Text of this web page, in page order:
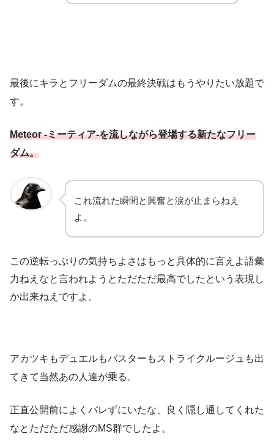
最後にキラとフリーダムの最終決戦はもうやりたい放題で
す。
Meteor -ミーティア-を流しながら登場する新たなフリー
ダム。
これ流れた瞬間と興奮と涙が止まらねえ
よ。
この逆転っぷりの気持ちよさはもっと具体的に言えよ語彙
力ねえなと言われようとただただ最高でしたという表現し
か出来ねえですよ。
アカツキもデュエルもバスターもストライクルージュも出
てきて当然あの人達が乗る。
正直公開前によくバレずにいたな、良く隠し通してくれた
なとただただ感謝のMS群でしたよ。